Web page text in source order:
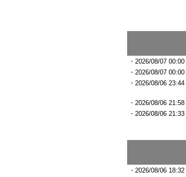
・2026/08/07 00:00
・2026/08/07 00:00
・2026/08/06 23:44
・2026/08/06 21:58
・2026/08/06 21:33
・2026/08/06 18:32